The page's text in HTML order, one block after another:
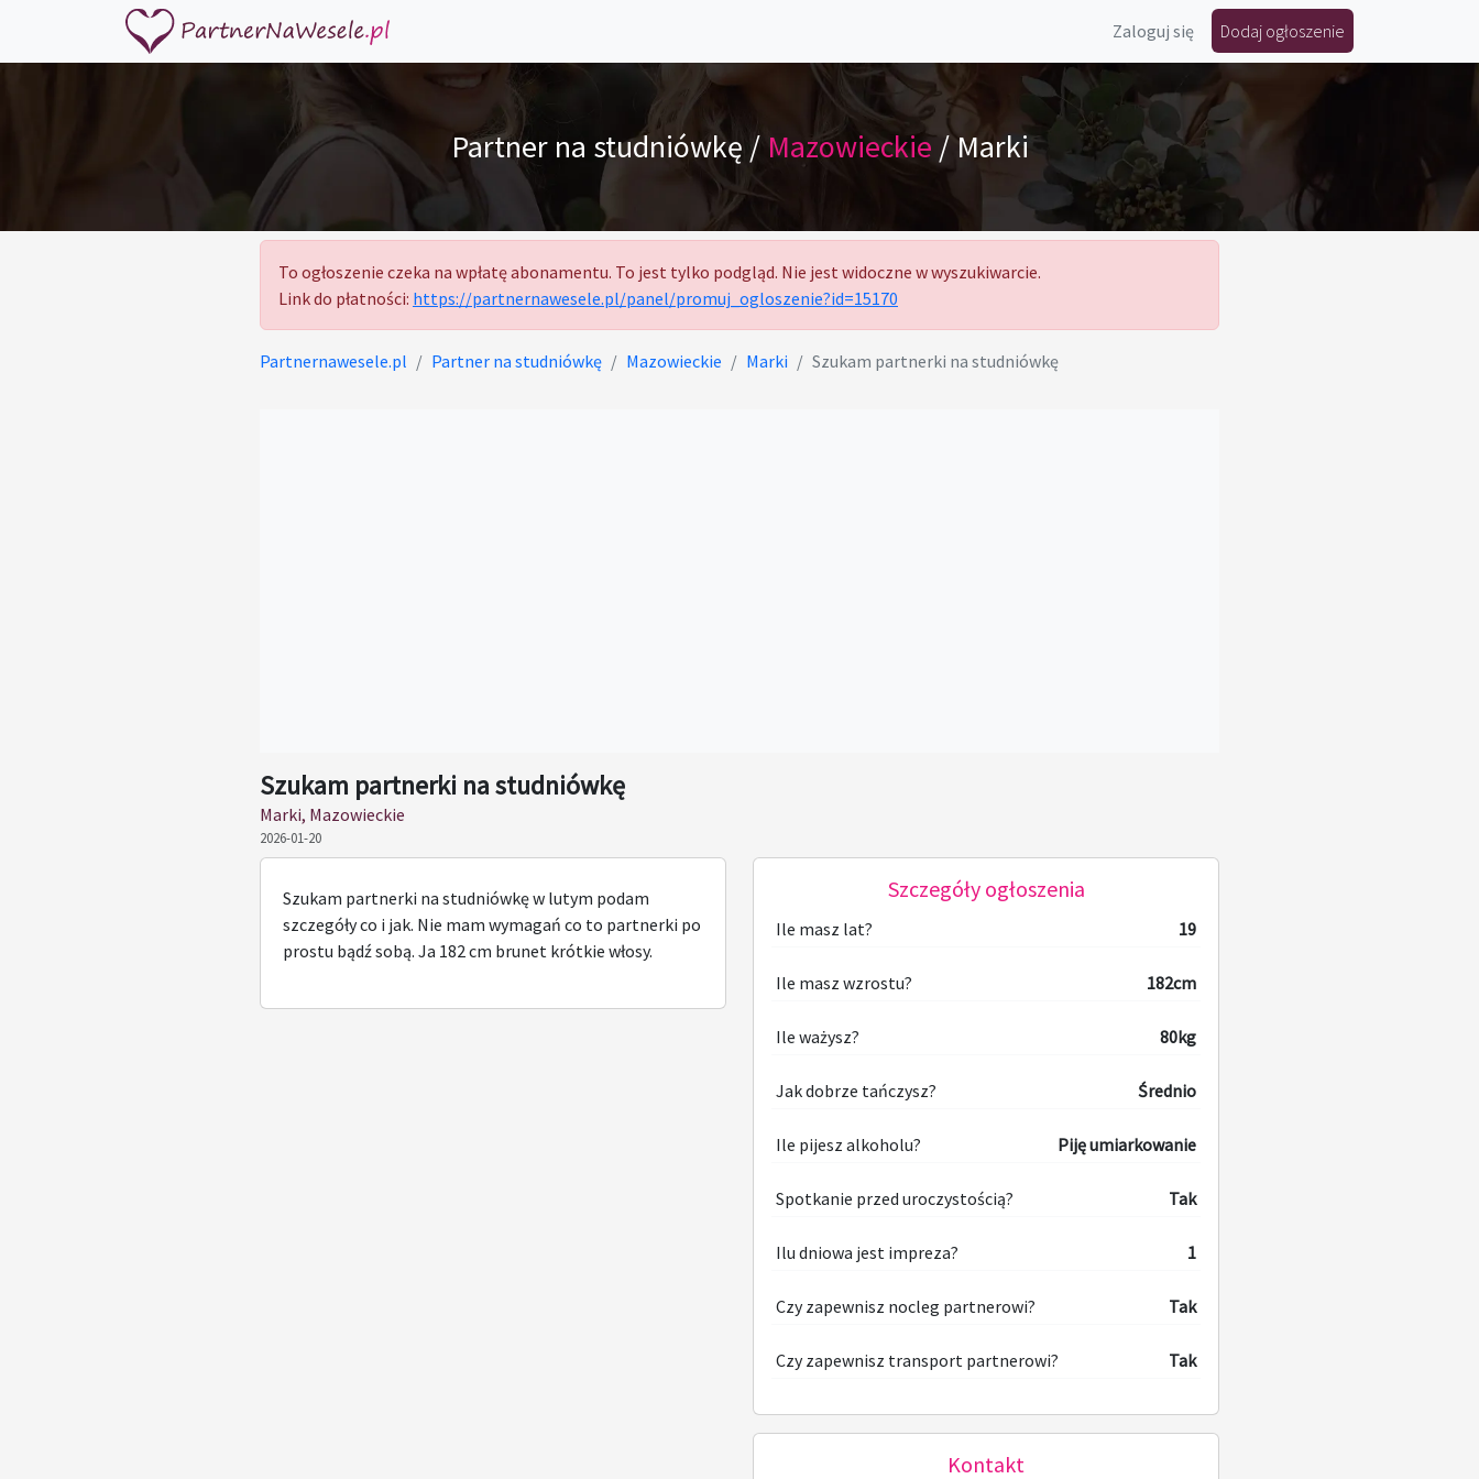
Zaloguj się Dodaj ogłoszenie
Partner na studniówkę / Mazowieckie/ Marki
To ogłoszenie czeka na wpłatę abonamentu. To jest tylko podgląd. Nie jest widoczne w wyszukiwarcie.
Link do płatności: https://partnernawesele.pl/panel/promuj_ogloszenie?id=15170
Partnernawesele.pl Partner na studniówkę Mazowieckie Marki Szukam partnerki na studniówkę
Szukam partnerki na studniówkę
Marki, Mazowieckie
2026-01-20
Szukam partnerki na studniówkę w lutym podam
szczegóły co i jak. Nie mam wymagań co to partnerki po
prostu bądź sobą. Ja 182 cm brunet krótkie włosy.
Szczegóły ogłoszenia
Ile masz lat? 19
Ile masz wzrostu? 182cm
Ile ważysz? 80kg
Jak dobrze tańczysz? Średnio
Ile pijesz alkoholu? Piję umiarkowanie
Spotkanie przed uroczystością? Tak
Ilu dniowa jest impreza? 1
Czy zapewnisz nocleg partnerowi? Tak
Czy zapewnisz transport partnerowi? Tak
Kontakt